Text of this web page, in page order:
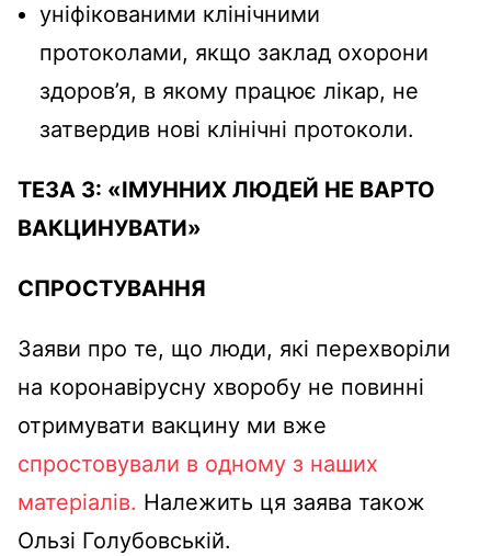
уніфікованими клінічними
протоколами, якщо заклад охорони
здоров’я, в якому працює лікар, не
затвердив нові клінічні протоколи.
ТЕЗА 3: «ІМУННИХ ЛЮДЕЙ НЕ ВАРТО
ВАКЦИНУВАТИ»
СПРОСТУВАННЯ
Заяви про те, що люди, які перехворіли
на коронавірусну хворобу не повинні
отримувати вакцину ми вже
спростовували в одному з наших
матеріалів. Належить ця заява також
Ользі Голубовській.